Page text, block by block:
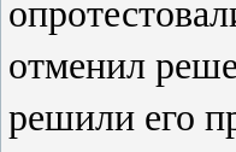
отменил
решили его